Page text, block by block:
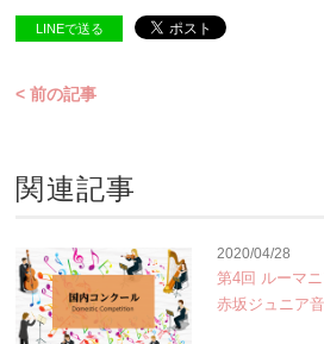
LINEで送る
< 前の記事
関連記事
2020/04/28
第4回 ルーマ
赤坂ジュニア